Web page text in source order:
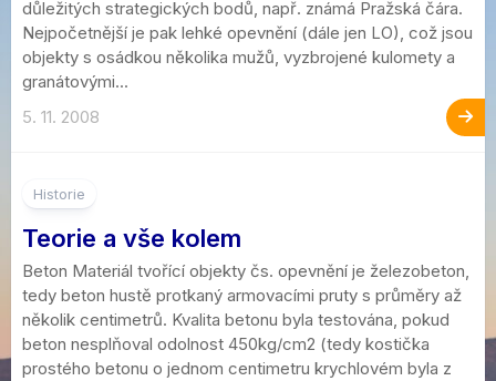
důležitých strategických bodů, např. známá Pražská čára.
Nejpočetnější je pak lehké opevnění (dále jen LO), což jsou
objekty s osádkou několika mužů, vyzbrojené kulomety a
granátovými...
5. 11. 2008
Historie
Teorie a vše kolem
Beton Materiál tvořící objekty čs. opevnění je železobeton,
tedy beton hustě protkaný armovacími pruty s průměry až
několik centimetrů. Kvalita betonu byla testována, pokud
beton nesplňoval odolnost 450kg/cm2 (tedy kostička
prostého betonu o jednom centimetru krychlovém byla z